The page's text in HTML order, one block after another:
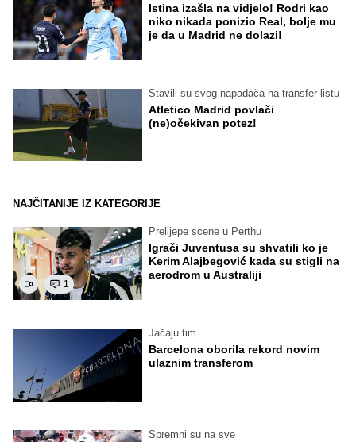
Istina izašla na vidjelo! Rodri kao
niko nikada ponizio Real, bolje mu
je da u Madrid ne dolazi!
Stavili su svog napadača na transfer listu
Atletico Madrid povlači
(ne)očekivan potez!
NAJČITANIJE IZ KATEGORIJE
1
Prelijepe scene u Perthu
Igrači Juventusa su shvatili ko je
Kerim Alajbegović kada su stigli na
aerodrom u Australiji
Jačaju tim
Barcelona oborila rekord novim
ulaznim transferom
Spremni su na sve